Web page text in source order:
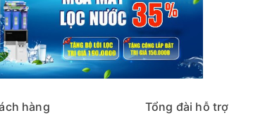
hàng Tổng đài hỗ trợ